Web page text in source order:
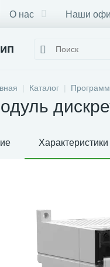
О нас Наши
Каталог
Характеристики